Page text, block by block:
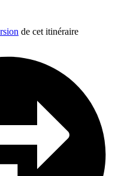
de cet itinéraire